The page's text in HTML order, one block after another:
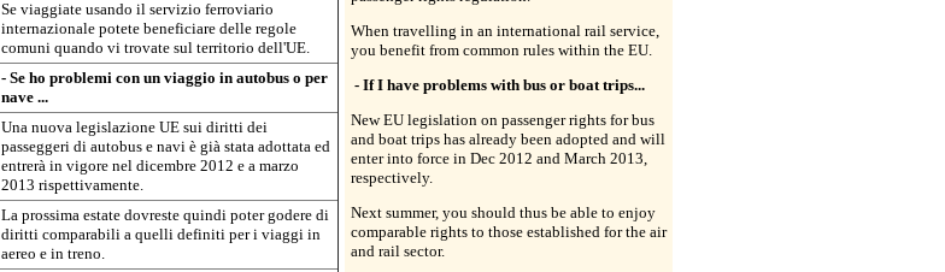
Se viaggiate usando il servizio ferroviario
internazionale potete beneficiare delle regole
comuni quando vi trovate sul territorio dell'UE.
- Se ho problemi con un viaggio in autobus o per
nave ...
Una nuova legislazione UE sui diritti dei
passeggeri di autobus e navi è già stata adottata ed
entrerà in vigore nel dicembre 2012 e a marzo
2013 rispettivamente.
La prossima estate dovreste quindi poter godere di
diritti comparabili a quelli definiti per i viaggi in
aereo e in treno.
When travelling in an international rail service,
you benefit from common rules within the EU.
- If I have problems with bus or boat trips...
New EU legislation on passenger rights for bus
and boat trips has already been adopted and will
enter into force in Dec 2012 and March 2013,
respectively.
Next summer, you should thus be able to enjoy
comparable rights to those established for the air
and rail sector.